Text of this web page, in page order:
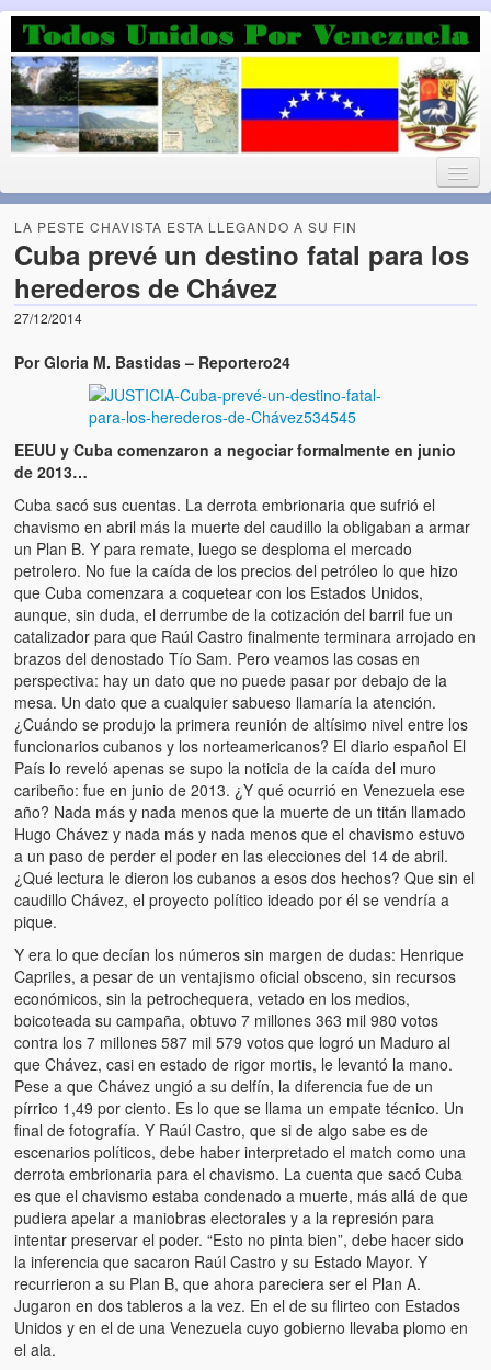
Luchando por la Democracia
Fuera el chavismo, la peor peste que le ha caido a esta tierra
Home
Todos Unidos por Venezuela te da la bienvenida a éste nuestro
Blog. (Todos Unidos por Venezuela welcomes you to our Blog)
Acerca de este blog (About this Blog)
Artículos
El Tipo y los Rojos en Los Teques (The Jerk and the Reds in
Teques)
Hablé con Chavistas (I spoke with chavistas)
La burla del Chavez “tan amante de los niños” (The mockery of
Chavez “such a children lover”)
Los niños de las calles de Venezuela (Children of the streets of
Venezuela)
Luis y El Mono… en armas (Luis and El Mono… armed)
Puente Llaguno, Miraflores… ¿y Lina?
Radio Emisoras y canales de televisión clausurados por el
de Chávez hasta el 2009
Víctimas del régimen dictatorial de Chávez desde que tomó el
poder hasta el 31 de diciembre de 2009
Víctimas inocentes de la violencia castrista del 4 de Febrero de
1992
¡¡¡Miserable traidor, mira a tu pueblo!!! (Despicable traitor, look
your country!!!)
Fotos
Versos
Cuentos
Videos
LA PESTE CHAVISTA ESTA LLEGANDO A SU FIN
Cuba prevé un destino fatal para los
herederos de Chávez
27/12/2014
Por Gloria M. Bastidas – Reportero24
EEUU y Cuba comenzaron a negociar formalmente en junio
de 2013…
Cuba sacó sus cuentas. La derrota embrionaria que sufrió el
chavismo en abril más la muerte del caudillo la obligaban a armar
un Plan B. Y para remate, luego se desploma el mercado
petrolero. No fue la caída de los precios del petróleo lo que hizo
que Cuba comenzara a coquetear con los Estados Unidos,
aunque, sin duda, el derrumbe de la cotización del barril fue un
catalizador para que Raúl Castro finalmente terminara arrojado en
brazos del denostado Tío Sam. Pero veamos las cosas en
perspectiva: hay un dato que no puede pasar por debajo de la
mesa. Un dato que a cualquier sabueso llamaría la atención.
¿Cuándo se produjo la primera reunión de altísimo nivel entre los
funcionarios cubanos y los norteamericanos? El diario español El
País lo reveló apenas se supo la noticia de la caída del muro
caribeño: fue en junio de 2013. ¿Y qué ocurrió en Venezuela ese
año? Nada más y nada menos que la muerte de un titán llamado
Hugo Chávez y nada más y nada menos que el chavismo estuvo
a un paso de perder el poder en las elecciones del 14 de abril.
¿Qué lectura le dieron los cubanos a esos dos hechos? Que sin el
caudillo Chávez, el proyecto político ideado por él se vendría a
pique.
Y era lo que decían los números sin margen de dudas: Henrique
Capriles, a pesar de un ventajismo oficial obsceno, sin recursos
económicos, sin la petrochequera, vetado en los medios,
boicoteada su campaña, obtuvo 7 millones 363 mil 980 votos
contra los 7 millones 587 mil 579 votos que logró un Maduro al
que Chávez, casi en estado de rigor mortis, le levantó la mano.
Pese a que Chávez ungió a su delfín, la diferencia fue de un
pírrico 1,49 por ciento. Es lo que se llama un empate técnico. Un
final de fotografía. Y Raúl Castro, que si de algo sabe es de
escenarios políticos, debe haber interpretado el match como una
derrota embrionaria para el chavismo. La cuenta que sacó Cuba
es que el chavismo estaba condenado a muerte, más allá de que
pudiera apelar a maniobras electorales y a la represión para
intentar preservar el poder. “Esto no pinta bien”, debe hacer sido
la inferencia que sacaron Raúl Castro y su Estado Mayor. Y
recurrieron a su Plan B, que ahora pareciera ser el Plan A.
Jugaron en dos tableros a la vez. En el de su flirteo con Estados
Unidos y en el de una Venezuela cuyo gobierno llevaba plomo en
el ala.